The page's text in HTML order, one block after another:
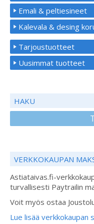
Emali & peltiesineet
Kalevala & desing
Tarjoustuotteet
Uusimmat tuotteet
HAKU
VERKKOKAUPAN
Astiataivas.fi-
turvallisesti Paytrailin
Voit myös ostaa
Lue lisää verkkokaupan